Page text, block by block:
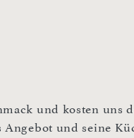
und kosten uns
und seine